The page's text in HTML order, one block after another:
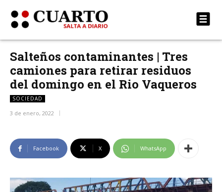
Salteños contaminantes | Tres
camiones para retirar residuos
del domingo en el Rio Vaqueros
SOCIEDAD
3 de enero, 2022
Facebook X WhatsApp